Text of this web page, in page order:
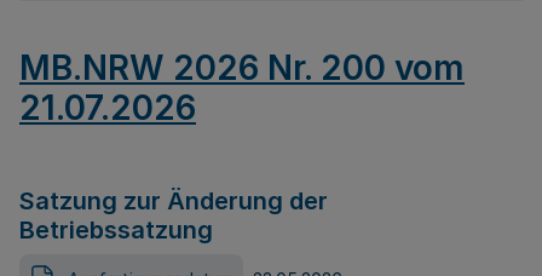
MB.NRW 2026 Nr. 200 vom
21.07.2026
Satzung zur Änderung der
Betriebssatzung